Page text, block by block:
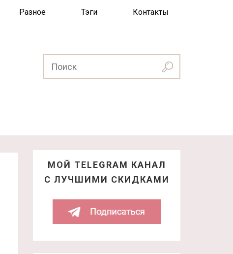
Разное Тэги Контакты
МОЙ TELEGRAM КАНАЛ
С ЛУЧШИМИ СКИДКАМИ